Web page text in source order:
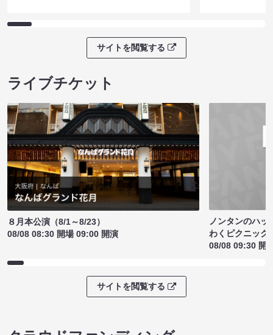
サイトを閲覧する
ライブチケット
８月本公演（8/1～8/23）
08/08 08:30 開場 09:00 開演
ノンタンのハッ
わくピクニック
08/08 09:30 開
サイトを閲覧する